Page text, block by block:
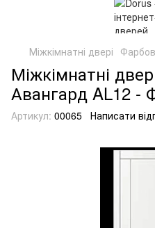
Міжкімнатні двері
Міжкімнатні
Авангард AL12 -
Артикул: 00065 Написати